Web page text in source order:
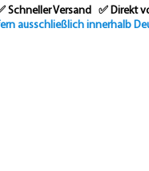
Versand ✅ Direkt
ausschließlich innerhalb